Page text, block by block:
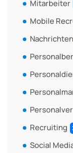
Mitarbeiter
Mobile
Nachrichten
Recruiting
Social